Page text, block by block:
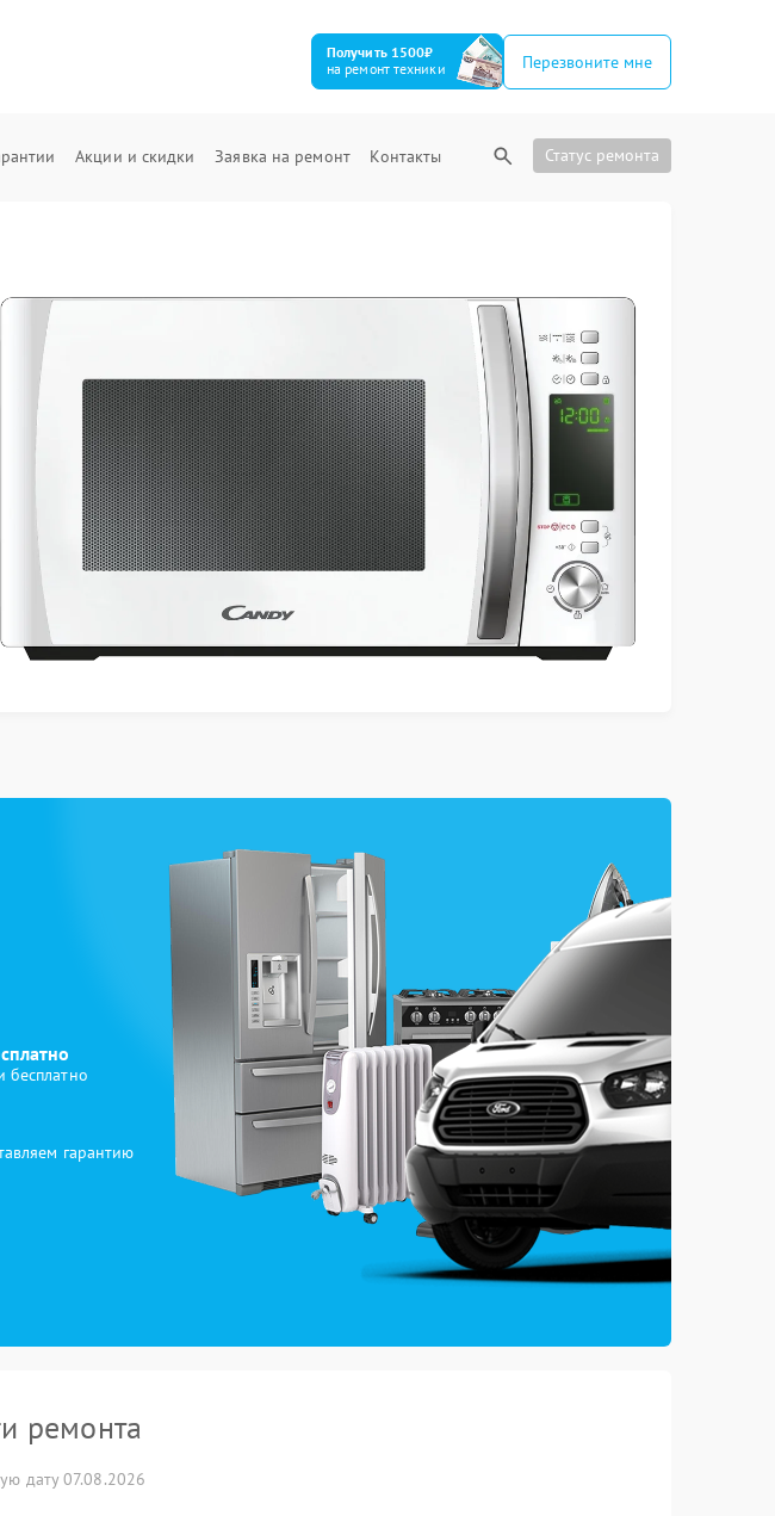
Получить 1500₽
на ремонт техники
Перезвоните мне
Акции и скидки Заявка на ремонт Контакты Статус ремонта
гарантию
ремонта
дату 07.08.2026